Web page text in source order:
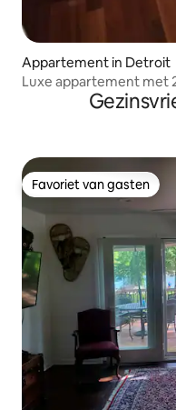
Appartement in Detroit
Luxe appartement met
& Flow Studio
Favoriet van gasten
Favoriet van gasten